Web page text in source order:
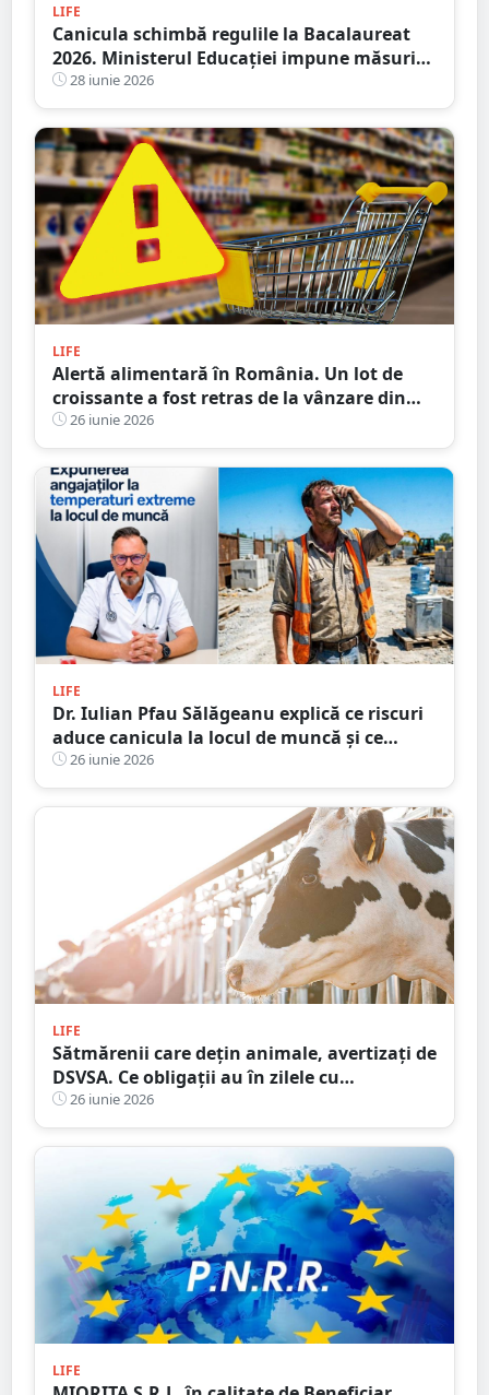
LIFE
Canicula schimbă regulile la Bacalaureat
2026. Ministerul Educației impune măsuri
speciale
28 iunie 2026
LIFE
Alertă alimentară în România. Un lot de
croissante a fost retras de la vânzare din
Lidl și Kaufland
26 iunie 2026
LIFE
Dr. Iulian Pfau Sălăgeanu explică ce riscuri
aduce canicula la locul de muncă și ce
obligații au angajatorii. Cum ne putem
proteja și ajuta colegii
26 iunie 2026
LIFE
Sătmărenii care dețin animale, avertizați de
DSVSA. Ce obligații au în zilele cu
temperaturi extreme
26 iunie 2026
LIFE